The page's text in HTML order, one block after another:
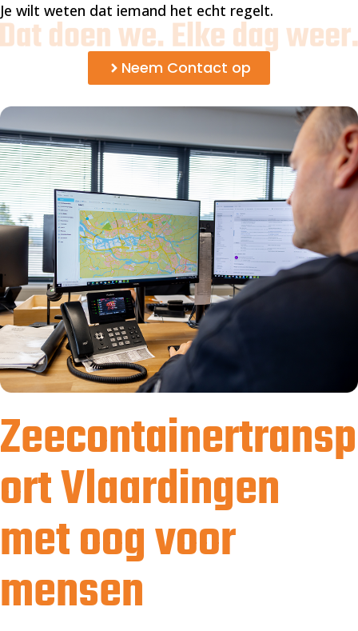
Je wilt weten dat iemand het echt regelt.
Neem Contact op
Zeecontainertransp
ort Vlaardingen
met oog voor
mensen